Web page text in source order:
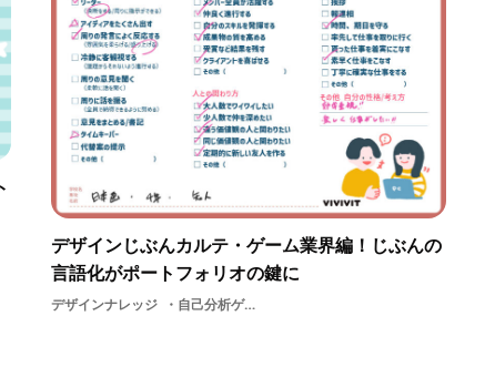
デザインじぶんカルテ・ゲーム業界編！じぶんの
言語化がポートフォリオの鍵に
デザインナレッジ 自己分析ゲーム業界